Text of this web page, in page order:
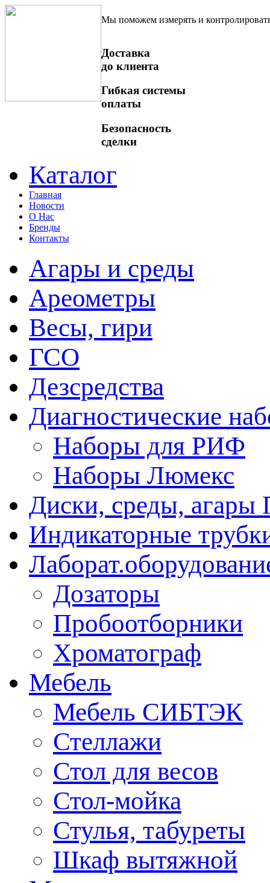
Мы поможем измерять и
Доставка
до клиента
Гибкая системы
оплаты
Безопасность
сделки
Каталог
Главная
Новости
О Нас
Бренды
Контакты
Агары и среды
Ареометры
Весы, гири
ГСО
Дезсредства
Диагностические
Наборы для РИФ
Наборы Люмекс
Диски, среды, агары
Индикаторные
Дозаторы
Пробоотборники
Хроматограф
Мебель
Мебель СИБТЭК
Стеллажи
Стол для весов
Стол-мойка
Стулья, табуреты
Шкаф вытяжной